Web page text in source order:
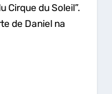
Cirque du Soleil”.
de Daniel na